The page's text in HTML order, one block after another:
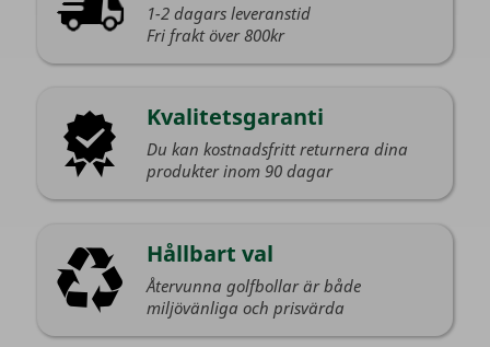
1-2 dagars leveranstid
Fri frakt över 800kr
Kvalitetsgaranti
Du kan kostnadsfritt returnera dina
produkter inom 90 dagar
Hållbart val
Återvunna golfbollar är både
miljövänliga och prisvärda